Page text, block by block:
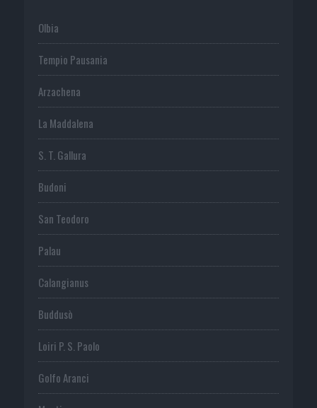
Olbia
Tempio Pausania
Arzachena
La Maddalena
S. T. Gallura
Budoni
San Teodoro
Palau
Calangianus
Buddusò
Loiri P. S. Paolo
Golfo Aranci